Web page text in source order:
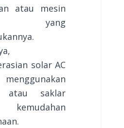
atau mesin
yang
solar AC
atau saklar